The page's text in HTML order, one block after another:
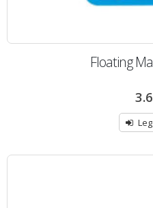
Floating